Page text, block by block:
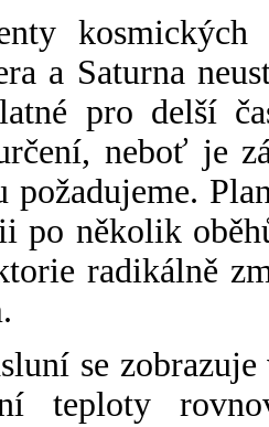
a Saturna
pro delší
neboť je
požadujeme.
po několik
radikálně
se
teploty